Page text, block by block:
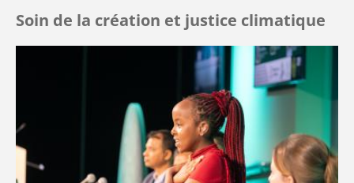
Soin de la création et justice climatique